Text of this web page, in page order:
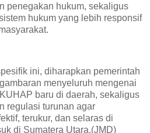
penegakan hukum, sekaligus
hukum yang lebih responsif
ini, diharapkan pemerintah
menyeluruh mengenai
baru di daerah, sekaligus
regulasi turunan agar
terukur, dan selaras di
di Sumatera Utara.(JMD)